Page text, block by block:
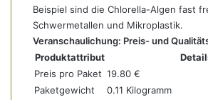
Beispiel sind die Chlorella-Algen fast
Schwermetallen und Mikroplastik.
Veranschaulichung: Preis- und
Produktattribut
Preis pro Paket 19.80 €
Paketgewicht
0.11 Kilogramm